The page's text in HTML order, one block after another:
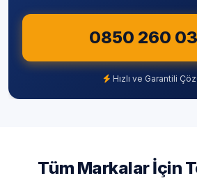
0850 260
Hızlı ve Garantili
Tüm Markalar İçin